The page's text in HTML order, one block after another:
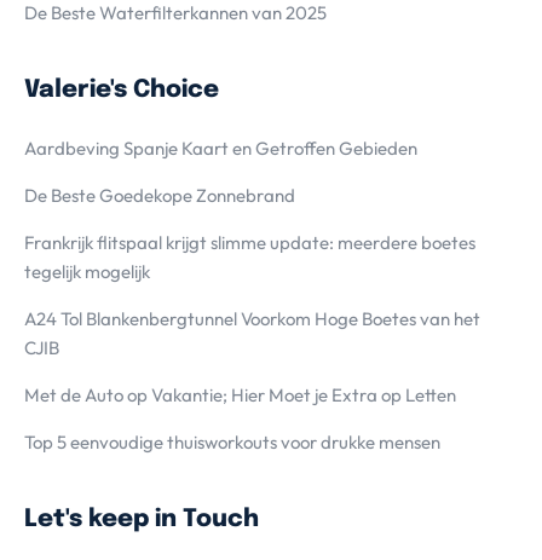
De Beste Waterfilterkannen van 2025
Valerie's Choice
Aardbeving Spanje Kaart en Getroffen Gebieden
De Beste Goedekope Zonnebrand
Frankrijk flitspaal krijgt slimme update: meerdere boetes
tegelijk mogelijk
A24 Tol Blankenbergtunnel Voorkom Hoge Boetes van het
CJIB
Met de Auto op Vakantie; Hier Moet je Extra op Letten
Top 5 eenvoudige thuisworkouts voor drukke mensen
Let's keep in Touch